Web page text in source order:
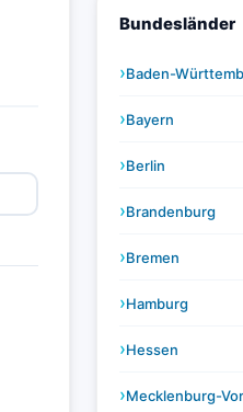
Bundesländer
Baden-
Bayern
Berlin
Brandenburg
Bremen
Hamburg
Hessen
Mecklenburg-